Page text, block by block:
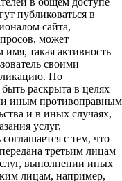
публиковаться в
сайта,
может
имя, такая активность
своими
По
раскрыта в целях
иным противоправным
и в иных случаях,
услуг,
с тем, что
третьим лицам
выполнении иных
лицам, например,